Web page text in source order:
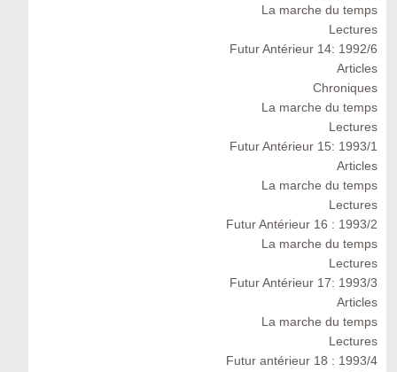
La marche du temps
Lectures
Futur Antérieur 14: 1992/6
Articles
Chroniques
La marche du temps
Lectures
Futur Antérieur 15: 1993/1
Articles
La marche du temps
Lectures
Futur Antérieur 16 : 1993/2
La marche du temps
Lectures
Futur Antérieur 17: 1993/3
Articles
La marche du temps
Lectures
Futur antérieur 18 : 1993/4